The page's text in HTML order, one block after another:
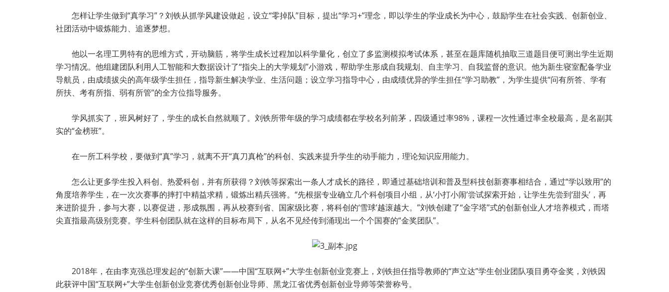
怎样让学生做到“真学习”？刘铁从抓学风建设做起，设立“零掉队”目标，提出“学习+”理念，即以学生的学业成长为中心，鼓励学生在社会实践、创新创业、
社团活动中锻炼能力、追逐梦想。
他以一名理工男特有的思维方式，开动脑筋，将学生成长过程加以科学量化，创立了多监测模拟考试体系，甚至在题库随机抽取三道题目便可测出学生近期
学习情况。他组建团队利用人工智能和大数据设计了“指尖上的大学规划”小游戏，帮助学生形成自我规划、自主学习、自我监督的意识。他为新生寝室配备学业
导航员，由成绩拔尖的高年级学生担任，指导新生解决学业、生活问题；设立学习指导中心，由成绩优异的学生担任“学习助教”，为学生提供“问有所答、学有
所扶、考有所指、弱有所管”的全方位指导服务。
学风抓实了，班风树好了，学生的成长自然就顺了。刘铁所带年级的学习成绩都在学校名列前茅，四级通过率98%，课程一次性通过率全校最高，是名副其
实的“金榜班”。
在一所工科学校，要做到“真”学习，就离不开“真刀真枪”的科创、实践来提升学生的动手能力，理论知识应用能力。
怎么让更多学生投入科创、热爱科创，并有所获得？刘铁等探索出一条人才成长的路径，即通过基础培训和普及型科技创新赛事相结合，通过“学以致用”的
角度培养学生，在一次次赛事的摔打中精益求精，锻炼出精兵强将。“先根据专业确立几个科创项目小组，从‘小打小闹’尝试探索开始，让学生先尝到‘甜头’，再
来进阶提升，参与大赛，以赛促进，形成氛围，再从校赛到省、国家级比赛，将科创的‘雪球’越滚越大。”刘铁创建了“金字塔”式的创新创业人才培养模式，而塔
尖直指最高级别竞赛。学生科创团队就在这样的目标布局下，从名不见经传到涌现出一个个国赛的“金奖团队”。
2018年，在由李克强总理发起的“创新大课”——中国“互联网+”大学生创新创业竞赛上，刘铁担任指导教师的“声立达”学生创业团队项目勇夺金奖，刘铁因
此获评中国“互联网+”大学生创新创业竞赛优秀创新创业导师、黑龙江省优秀创新创业导师等荣誉称号。